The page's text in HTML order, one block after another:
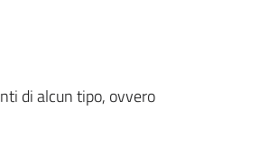
di alcun tipo, ovvero